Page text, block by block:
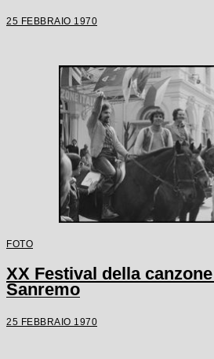
25 FEBBRAIO 1970
FOTO
XX Festival della
Sanremo
25 FEBBRAIO 1970